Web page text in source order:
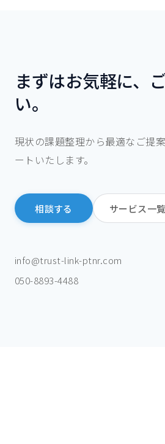
まずはお気軽に、
い。
現状の課題整理から最適なご提
ートいたします。
相談する サービス一
info@trust-link-ptnr.com
050-8893-4488